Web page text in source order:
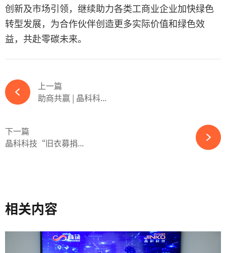
创新及市场引领，继续助力各类工商业企业加快绿色
转型发展，为合作伙伴创造更多实际价值和绿色效
益，共赴零碳未来。
上一篇
助商共赢 | 晶科科...
下一篇
晶科科技“旧衣募捐...
相关内容